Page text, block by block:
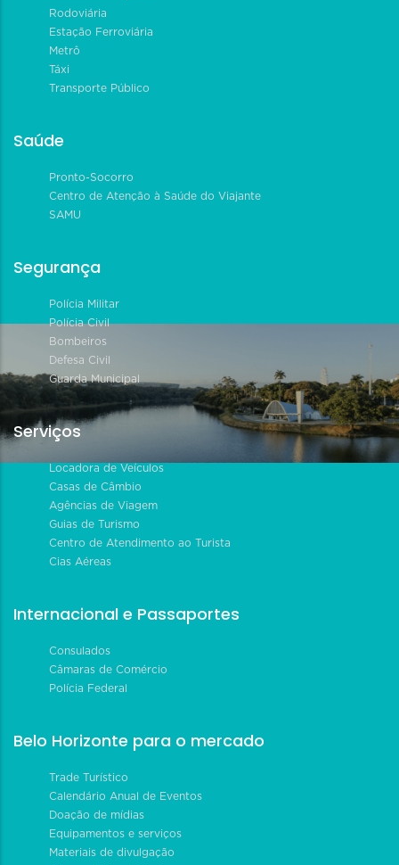
Rodoviária
Estação Ferroviária
Metrô
Táxi
Transporte Público
Saúde
Pronto-Socorro
Centro de Atenção à Saúde do Viajante
SAMU
Segurança
Polícia Militar
Polícia Civil
Bombeiros
Defesa Civil
Guarda Municipal
Serviços
Locadora de Veículos
Casas de Câmbio
Agências de Viagem
Guias de Turismo
Centro de Atendimento ao Turista
Cias Aéreas
Internacional e Passaportes
Consulados
Câmaras de Comércio
Polícia Federal
Belo Horizonte para o mercado
Trade Turístico
Calendário Anual de Eventos
Doação de mídias
Equipamentos e serviços
Materiais de divulgação